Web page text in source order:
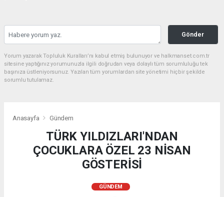
Gönder
Yorum yazarak Topluluk Kuralları’nı kabul etmiş bulunuyor ve halkmanset.com.tr
sitesine yaptığınız yorumunuzla ilgili doğrudan veya dolaylı tüm sorumluluğu tek
başınıza üstleniyorsunuz. Yazılan tüm yorumlardan site yönetimi hiçbir şekilde
sorumlu tutulamaz.
Anasayfa Gündem
TÜRK YILDIZLARI'NDAN
ÇOCUKLARA ÖZEL 23 NİSAN
GÖSTERİSİ
GÜNDEM